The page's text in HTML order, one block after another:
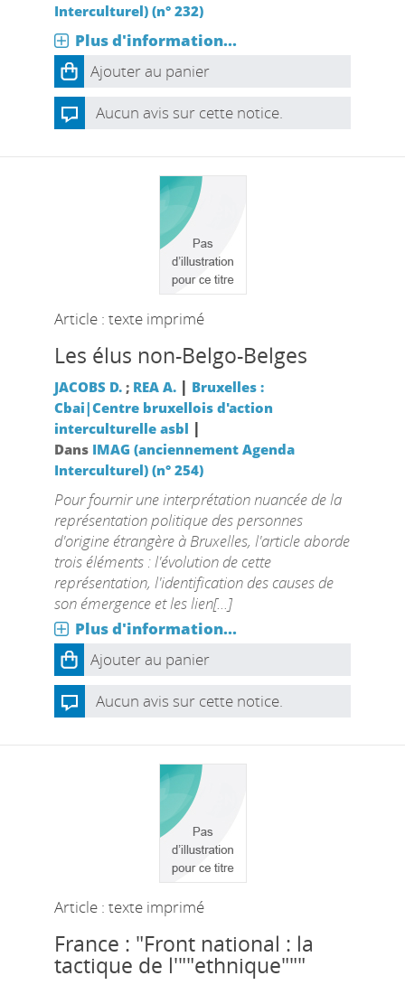
Interculturel) (n° 232)
Plus d'information...
Ajouter au panier
Aucun avis sur cette notice.
Article : texte imprimé
Les élus non-Belgo-Belges
JACOBS D.; REA A. | Bruxelles :
Cbai|Centre bruxellois d'action
interculturelle asbl |
Dans IMAG (anciennement Agenda
Interculturel) (n° 254)
Pour fournir une interprétation nuancée de la
représentation politique des personnes
d'origine étrangère à Bruxelles, l'article aborde
trois éléments : l'évolution de cette
représentation, l'identification des causes de
son émergence et les lien[...]
Plus d'information...
Ajouter au panier
Aucun avis sur cette notice.
Article : texte imprimé
France : "Front national : la
tactique de l'""ethnique"""